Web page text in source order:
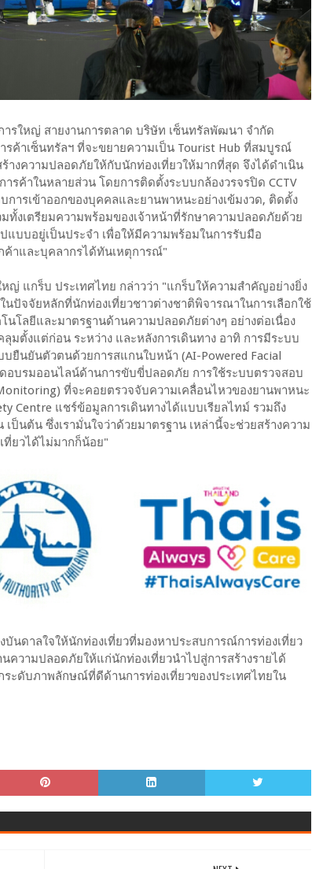
รใหญ่ สายงานการตลาด บริษัท เซ็นทรัลพัฒนา จำกัด
ค้าเซ็นทรัลฯ ที่จะขยายความเป็น Tourist Hub ที่สมบูรณ์
างความปลอดภัยให้กับนักท่องเที่ยวให้มากที่สุด จึงได้ดำเนิน
ค้าในหลายส่วน โดยการติดตั้งระบบกล้องวรจรปิด CCTV
ารเข้าออกของบุคคลและยานพาหนะอย่างเข้มงวด, ติดตั้ง
ทั้งเตรียมความพร้อมของเจ้าหน้าที่รักษาความปลอดภัยด้วย
แบบอยู่เป็นประจำ เพื่อให้มีความพร้อมในการรับมือ
ค้าและบุคลากรได้ทันเหตุการณ์"
ญ่ แกร็บ ประเทศไทย กล่าวว่า "แกร็บให้ความสำคัญอย่างยิ่ง
ปัจจัยหลักที่นักท่องเที่ยวชาวต่างชาติพิจารณาในการเลือกใช้
โลยีและมาตรฐานด้านความปลอดภัยต่างๆ อย่างต่อเนื่อง
มตั้งแต่ก่อน ระหว่าง และหลังการเดินทาง อาทิ การมีระบบ
ยืนยันตัวตนด้วยการสแกนใบหน้า (AI-Powered Facial
อบรมออนไลน์ด้านการขับขี่ปลอดภัย การใช้ระบบตรวจสอบ
ที่จะคอยตรวจจับความเคลื่อนไหวของยานพาหนะ
Centre แชร์ข้อมูลการเดินทางได้แบบเรียลไทม์ รวมถึง
ป็นต้น ซึ่งเรามั่นใจว่าด้วยมาตรฐาน เหล่านี้จะช่วยสร้างความ
ที่ยวได้ไม่มากก็น้อย"
บันดาลใจให้นักท่องเที่ยวที่มองหาประสบการณ์การท่องเที่ยว
ความปลอดภัยให้แก่นักท่องเที่ยวนำไปสู่การสร้างรายได้
ระดับภาพลักษณ์ที่ดีด้านการท่องเที่ยวของประเทศไทยใน